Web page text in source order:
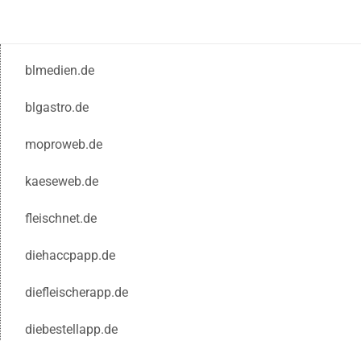
blmedien.de
blgastro.de
moproweb.de
kaeseweb.de
fleischnet.de
diehaccpapp.de
diefleischerapp.de
diebestellapp.de